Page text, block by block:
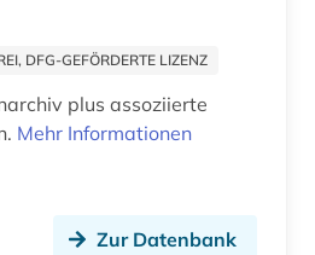
DFG-GEFÖRDERTE LIZENZ
plus assoziierte
Mehr Informationen
Zur Datenbank